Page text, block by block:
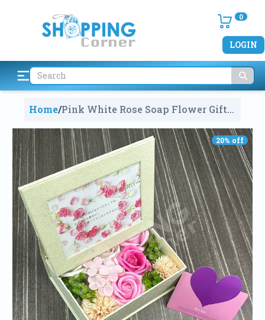
0
LOGIN
Home/Pink White Rose Soap Flower Gift
20% off